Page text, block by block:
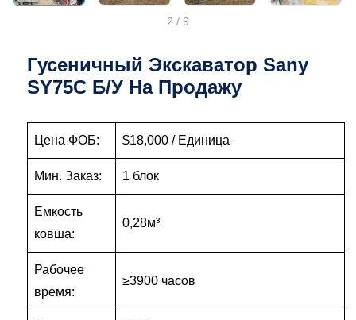
2 / 9
Гусеничный Экскаватор Sany
SY75C Б/у На Продажу
Цена ФОБ: $18,000 / Единица
Мин. Заказ: 1 блок
Емкость
ковша:
0,28м³
Рабочее
время:
≥3900 часов